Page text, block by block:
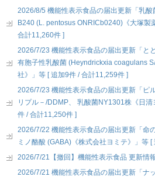
2026/8/5 機能性表示食品の届出更新「乳
B240 (L. pentosus ONRICb0240)《大塚製
合計11,260件 ]
2026/7/23 機能性表示食品の届出更新「
有胞子性乳酸菌 (Heyndrickxia coagulans
社》」等 [ 追加9件 / 合計11,259件 ]
2026/7/23 機能性表示食品の届出更新「ピ
リプル－/DDMP、 乳酸菌NY1301株《日
件 / 合計11,250件 ]
2026/7/22 機能性表示食品の届出更新「
ミノ酪酸 (GABA)《株式会社ヨミテ》」等
2026/7/21【撤回】機能性表示食品 更新情
2026/7/21 機能性表示食品の届出更新「